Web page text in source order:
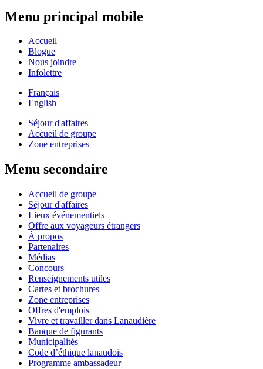
Menu principal mobile
Accueil
Blogue
Nous joindre
Infolettre
Français
English
Séjour d'affaires
Accueil de groupe
Zone entreprises
Menu secondaire
Accueil de groupe
Séjour d'affaires
Lieux événementiels
Offre aux voyageurs étrangers
À propos
Partenaires
Médias
Concours
Renseignements utiles
Cartes et brochures
Zone entreprises
Offres d'emplois
Vivre et travailler dans Lanaudière
Banque de figurants
Municipalités
Code d’éthique lanaudois
Programme ambassadeur